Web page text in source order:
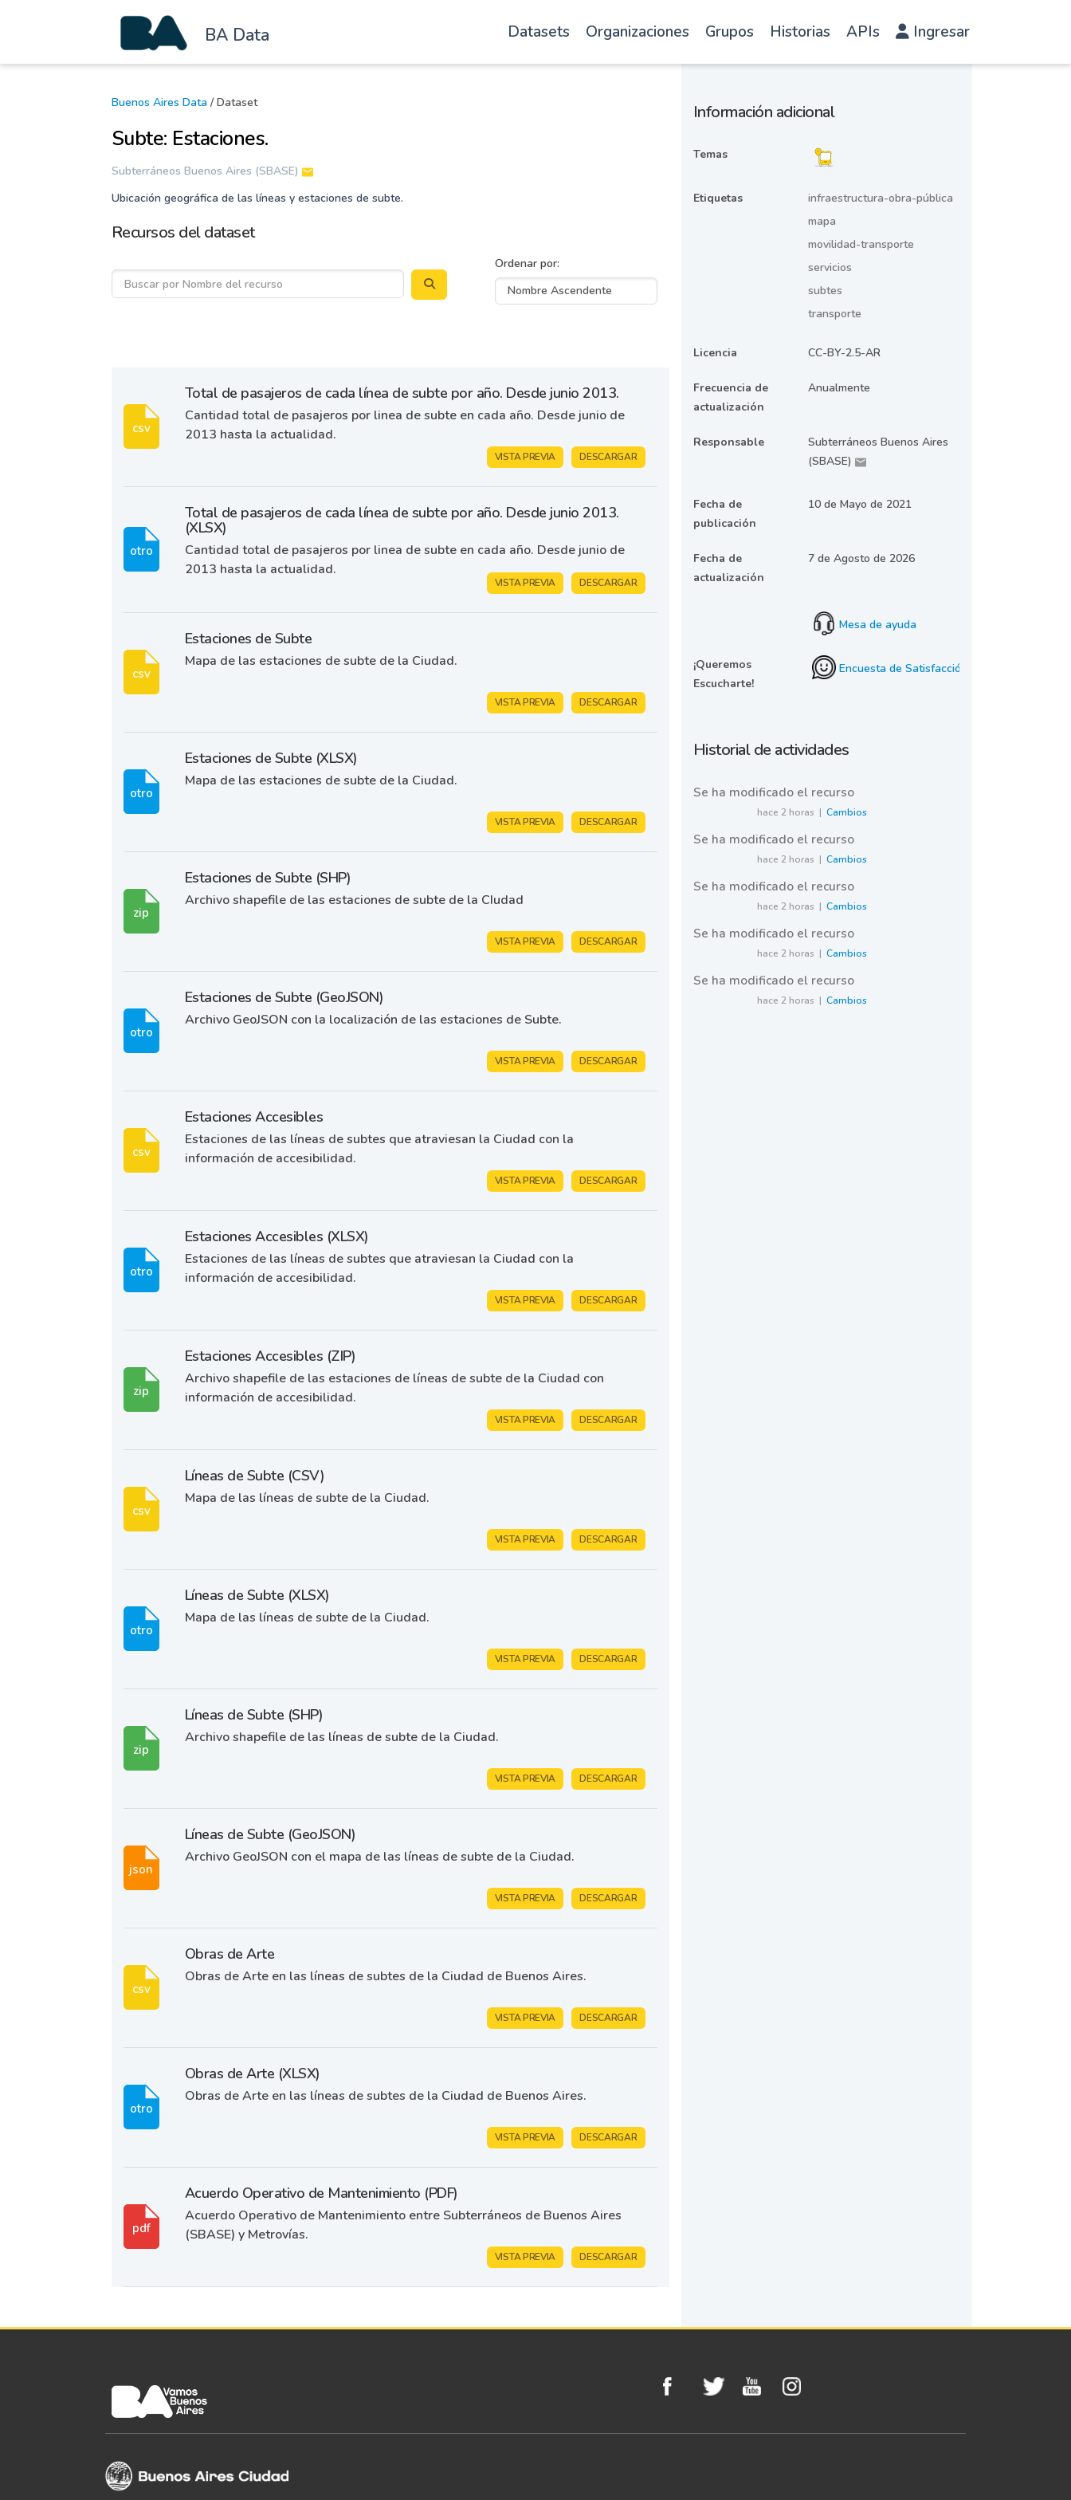
BA Data Datasets Organizaciones Grupos Historias APIs Ingresar
Buenos Aires Data/ Dataset
Subte: Estaciones.
Subterráneos Buenos Aires (SBASE)
Ubicación geográfica de las líneas y estaciones de subte.
Recursos del dataset
Ordenar por
DESCARGAR
VISTA PREVIA
Total de pasajeros de cada línea de subte por año. Desde junio 2013.
Cantidad total de pasajeros por linea de subte en cada año. Desde junio de
2013 hasta la actualidad.
csv
DESCARGAR
VISTA PREVIA
Total de pasajeros de cada línea de subte por año. Desde junio 2013.
(XLSX)
Cantidad total de pasajeros por linea de subte en cada año. Desde junio de
2013 hasta la actualidad.
otro
DESCARGAR
VISTA PREVIA
Estaciones de Subte
Mapa de las estaciones de subte de la Ciudad.
csv
DESCARGAR
VISTA PREVIA
Estaciones de Subte (XLSX)
Mapa de las estaciones de subte de la Ciudad.
otro
DESCARGAR
VISTA PREVIA
Estaciones de Subte (SHP)
Archivo shapefile de las estaciones de subte de la CIudad
zip
DESCARGAR
VISTA PREVIA
Estaciones de Subte (GeoJSON)
Archivo GeoJSON con la localización de las estaciones de Subte.
otro
DESCARGAR
VISTA PREVIA
Estaciones Accesibles
Estaciones de las líneas de subtes que atraviesan la Ciudad con la
información de accesibilidad.
csv
DESCARGAR
VISTA PREVIA
Estaciones Accesibles (XLSX)
Estaciones de las líneas de subtes que atraviesan la Ciudad con la
información de accesibilidad.
otro
DESCARGAR
VISTA PREVIA
Estaciones Accesibles (ZIP)
Archivo shapefile de las estaciones de líneas de subte de la Ciudad con
información de accesibilidad.
zip
DESCARGAR
VISTA PREVIA
Líneas de Subte (CSV)
Mapa de las líneas de subte de la Ciudad.
csv
DESCARGAR
VISTA PREVIA
Líneas de Subte (XLSX)
Mapa de las líneas de subte de la Ciudad.
otro
DESCARGAR
VISTA PREVIA
Líneas de Subte (SHP)
Archivo shapefile de las líneas de subte de la Ciudad.
zip
DESCARGAR
VISTA PREVIA
Líneas de Subte (GeoJSON)
Archivo GeoJSON con el mapa de las líneas de subte de la Ciudad.
json
DESCARGAR
VISTA PREVIA
Obras de Arte
Obras de Arte en las líneas de subtes de la Ciudad de Buenos Aires.
csv
DESCARGAR
VISTA PREVIA
Obras de Arte (XLSX)
Obras de Arte en las líneas de subtes de la Ciudad de Buenos Aires.
otro
DESCARGAR
VISTA PREVIA
Acuerdo Operativo de Mantenimiento (PDF)
Acuerdo Operativo de Mantenimiento entre Subterráneos de Buenos Aires
(SBASE) y Metrovías.
pdf
Información adicional
Temas
Etiquetas
infraestructura-obra-pública
mapa
movilidad-transporte
servicios
subtes
transporte
Licencia CC-BY-2.5-AR
Frecuencia de
actualización
Anualmente
Responsable
Subterráneos Buenos Aires
(SBASE)
Fecha de
publicación
10 de Mayo de 2021
Fecha de
actualización
7 de Agosto de 2026
Mesa de ayuda
¡Queremos
Escucharte!
Encuesta de Satisfacción
Historial de actividades
Se ha modificado el recurso
hace 2 horas | Cambios
Se ha modificado el recurso
hace 2 horas | Cambios
Se ha modificado el recurso
hace 2 horas | Cambios
Se ha modificado el recurso
hace 2 horas | Cambios
Se ha modificado el recurso
hace 2 horas | Cambios